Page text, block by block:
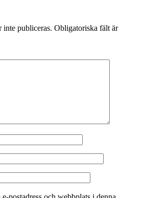
inte publiceras. Obligatoriska fält är